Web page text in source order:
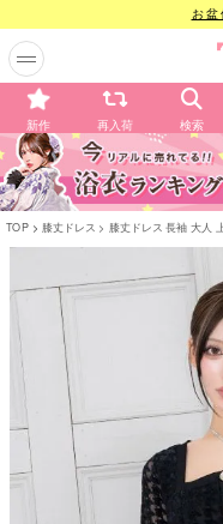
お
新作 再入荷 検索
TOP 膝丈ドレス 膝丈ドレス 長袖 大人